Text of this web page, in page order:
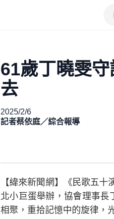
61歲丁曉雯
去
2025/2/6
記者蔡依庭／綜合報導
【緯來新聞網】《民歌五
北小巨蛋舉辦，協會理事長
相聚，重拾記憶中的旋律，